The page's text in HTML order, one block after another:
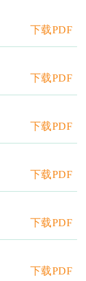
下载PDF
下载PDF
下载PDF
下载PDF
下载PDF
下载PDF